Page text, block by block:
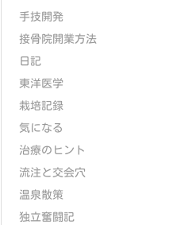
手技開発
接骨院開業方法
日記
東洋医学
栽培記録
気になる
治療のヒント
流注と交会穴
温泉散策
独立奮闘記